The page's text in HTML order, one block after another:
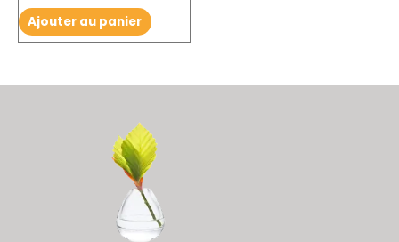
Ajouter au panier